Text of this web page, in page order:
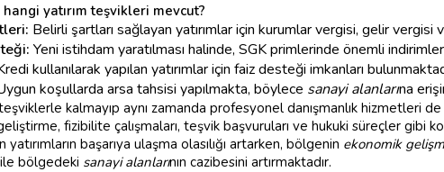
yatırım teşvikleri mevcut?
Belirli şartları sağlayan yatırımlar için kurumlar vergisi, gelir
Yeni istihdam yaratılması halinde, SGK primlerinde önemli
kullanılarak yapılan yatırımlar için faiz desteği imkanları
koşullarda arsa tahsisi yapılmakta, böylece sanayi alanlarına
kalmayıp aynı zamanda profesyonel danışmanlık hizmetleri
geliştirme, fizibilite çalışmaları, teşvik başvuruları ve hukuki süreçler
başarıya ulaşma olasılığı artarken, bölgenin ekonomik
bölgedeki sanayi alanlarının cazibesini artırmaktadır.